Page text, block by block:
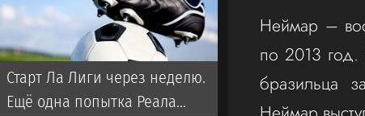
Неймар –
по 2013 год.
бразильца
Старт Ла Лиги через неделю.
Ещё одна попытка Реала